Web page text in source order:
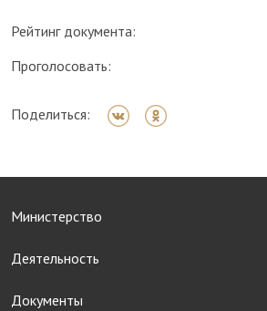
Рейтинг документа:
Проголосовать:
Поделиться:
Министерство
Деятельность
Документы